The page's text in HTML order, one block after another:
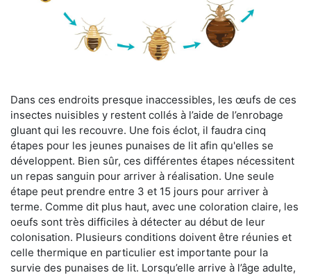
Dans ces endroits presque inaccessibles, les œufs de ces
insectes nuisibles y restent collés à l’aide de l’enrobage
gluant qui les recouvre. Une fois éclot, il faudra cinq
étapes pour les jeunes punaises de lit afin qu'elles se
développent. Bien sûr, ces différentes étapes nécessitent
un repas sanguin pour arriver à réalisation. Une seule
étape peut prendre entre 3 et 15 jours pour arriver à
terme. Comme dit plus haut, avec une coloration claire, les
oeufs sont très difficiles à détecter au début de leur
colonisation. Plusieurs conditions doivent être réunies et
celle thermique en particulier est importante pour la
survie des punaises de lit. Lorsqu’elle arrive à l’âge adulte,